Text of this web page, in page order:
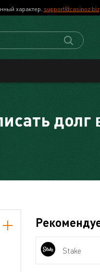
характер. support@casinoz.biz
долг
Stake